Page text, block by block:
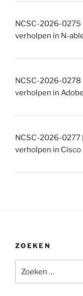
NCSC-2026-0275
verholpen in N-
NCSC-2026-0278
verholpen in
NCSC-2026-0277
verholpen in Cisco
ZOEKEN
naar: